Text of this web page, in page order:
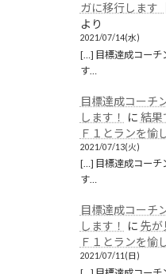
ガに移行します
より
2021/07/14(水)
[…] 目標達成コー
す…
目標達成コーチ
します！
に 結果
Ｆ１とランを愉
2021/07/13(火)
[…] 目標達成コー
す…
目標達成コーチ
します！
に 先が
Ｆ１とランを愉
2021/07/11(日)